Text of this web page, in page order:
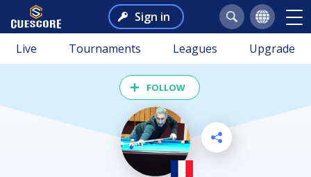
Sign in
Live Tournaments Leagues Upgrade
FOLLOW